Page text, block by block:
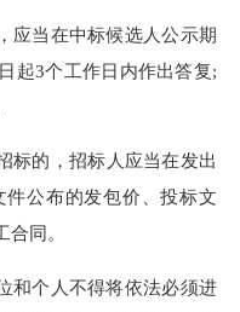
应当在中标候选人公示期
起3个工作日内作出答复;
标的 ，招标人应当在发出
件公布的发包价、投标文
同。
和个人不得将依法必须进